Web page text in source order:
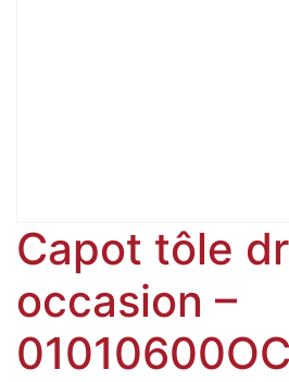
Capot tôle
occasion –
01010600OC